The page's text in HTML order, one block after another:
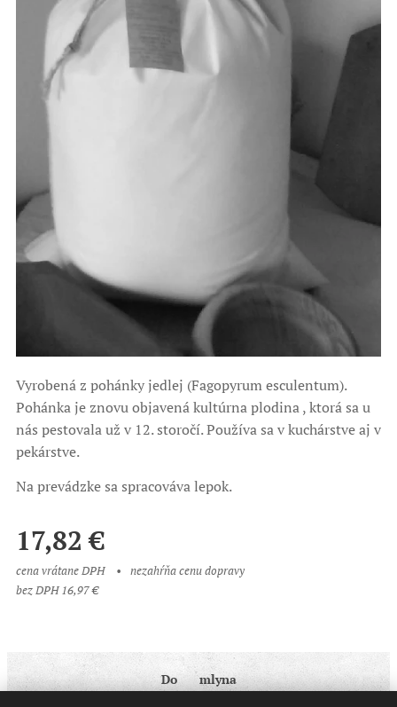
Vyrobená z pohánky jedlej (Fagopyrum esculentum).
Pohánka je znovu objavená kultúrna plodina , ktorá sa u
nás pestovala už v 12. storočí. Používa sa v kuchárstve aj v
pekárstve.
Na prevádzke sa spracováva lepok.
17,82 €
cena vrátane DPH
nezahŕňa cenu dopravy
bez DPH 16,97 €
Do ♥ mlyna